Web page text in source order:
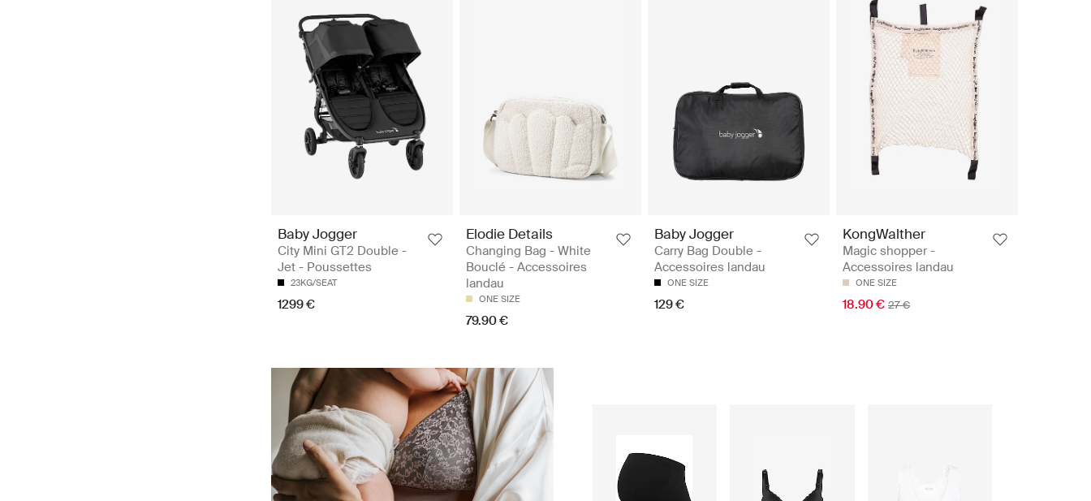
Baby Jogger
City Mini GT2 Double -
Jet - Poussettes
23KG/SEAT
1299 €
Elodie Details
Changing Bag - White
Bouclé - Accessoires
landau
ONE SIZE
79.90 €
Baby Jogger
Carry Bag Double -
Accessoires landau
ONE SIZE
129 €
KongWalther
Magic shopper -
Accessoires landau
ONE SIZE
18.90 € 27 €